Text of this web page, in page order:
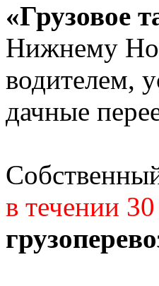
«Грузовое
Нижнему
водителем,
дачные
в течении